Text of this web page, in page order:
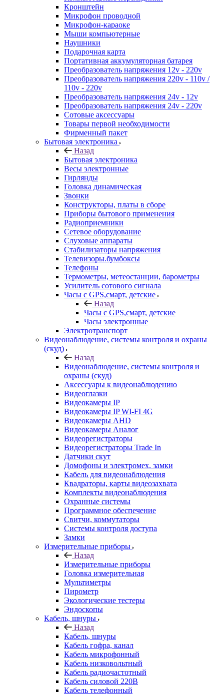
Кронштейн
Микрофон проводной
Микрофон-караоке
Мыши компьютерные
Наушники
Подарочная карта
Портативная аккумуляторная батарея
Преобразователь напряжения 12v - 220v
Преобразователь напряжения 220v - 110v /
110v - 220v
Преобразователь напряжения 24v - 12v
Преобразователь напряжения 24v - 220v
Сотовые аксессуары
Товары первой необходимости
Фирменный пакет
Бытовая электроника
Назад
Бытовая электроника
Весы электронные
Гирлянды
Головка динамическая
Звонки
Конструкторы, платы в сборе
Приборы бытового применения
Радиоприемники
Сетевое оборудование
Слуховые аппараты
Стабилизаторы напряжения
Телевизоры.бумбоксы
Телефоны
Термометры, метеостанции, барометры
Усилитель сотового сигнала
Часы с GPS,смарт, детские
Назад
Часы с GPS,смарт, детские
Часы электронные
Электротранспорт
Видеонаблюдение, системы контроля и охраны
(скуд)
Назад
Видеонаблюдение, системы контроля и
охраны (скуд)
Аксессуары к видеонаблюдению
Видеоглазки
Видеокамеры IP
Видеокамеры IP WI-FI 4G
Видеокамеры AHD
Видеокамеры Аналог
Видеорегистраторы
Видеорегистраторы Trade In
Датчики скут
Домофоны и электромех. замки
Кабель для видеонаблюдения
Квадраторы, карты видеозахвата
Комплекты видеонаблюдения
Охранные системы
Программное обеспечение
Свитчи, коммутаторы
Системы контроля доступа
Замки
Измерительные приборы
Назад
Измерительные приборы
Головка измерительная
Мультиметры
Пирометр
Экологические тестеры
Эндоскопы
Кабель, шнуры
Назад
Кабель, шнуры
Кабель гофра, канал
Кабель микрофонный
Кабель низковольтный
Кабель радиочастотный
Кабель силовой 220В
Кабель телефонный